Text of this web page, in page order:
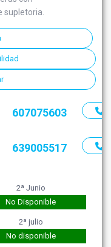
supletoria.
607075603
639005517
2ª Junio
No Disponible
2ª julio
No disponible